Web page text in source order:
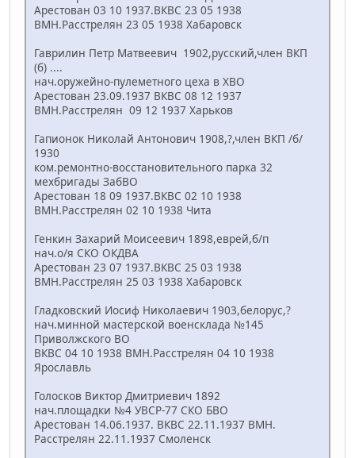
Арестован 03 10 1937.ВКВС 23 05 1938
ВМН.Расстрелян 23 05 1938 Хабаровск
Гаврилин Петр Матвеевич 1902,русский,член ВКП
(б) ....
нач.оружейно-пулеметного цеха в ХВО
Арестован 23.09.1937 ВКВС 08 12 1937
ВМН.Расстрелян 09 12 1937 Харьков
Гапионок Николай Антонович 1908,?,член ВКП /б/
1930
ком.ремонтно-восстановительного парка 32
мехбригады ЗабВО
Арестован 18 09 1937.ВКВС 02 10 1938
ВМН.Расстрелян 02 10 1938 Чита
Генкин Захарий Моисеевич 1898,еврей,б/п
нач.о/я СКО ОКДВА
Арестован 23 07 1937.ВКВС 25 03 1938
ВМН.Расстрелян 25 03 1938 Хабаровск
Гладковский Иосиф Николаевич 1903,белорус,?
нач.минной мастерской военсклада №145
Приволжского ВО
ВКВС 04 10 1938 ВМН.Расстрелян 04 10 1938
Ярославль
Голосков Виктор Дмитриевич 1892
нач.площадки №4 УВСР-77 СКО БВО
Арестован 14.06.1937. ВКВС 22.11.1937 ВМН.
Расстрелян 22.11.1937 Смоленск